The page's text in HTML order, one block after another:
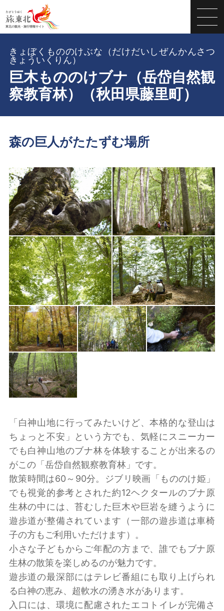
巨木もののけブナ（岳岱自然観
察教育林）（秋田県藤里町）
きょぼくもののけぶな（だけだいしぜんかんさつ
きょういくりん）
森の巨人がたたずむ場所
「白神山地に行ってみたいけど、本格的な登山は
ちょっと不安」という方でも、気軽にスニーカー
でも白神山地のブナ林を体験することが出来るの
がこの「岳岱自然観察教育林」です。
散策時間は60～90分。ジブリ映画「もののけ姫」
でも視覚的参考とされた約12ヘクタールのブナ原
生林の中には、苔むした巨木や巨岩を縫うように
遊歩道が整備されています（一部の遊歩道は車椅
子の方もご利用いただけます）。
小さな子どもからご年配の方まで、誰でもブナ原
生林の散策を楽しめるのが魅力です。
遊歩道の最深部にはテレビ番組にも取り上げられ
る白神の恵み、超軟水の湧き水があります。
入口には、環境に配慮されたエコトイレが完備さ